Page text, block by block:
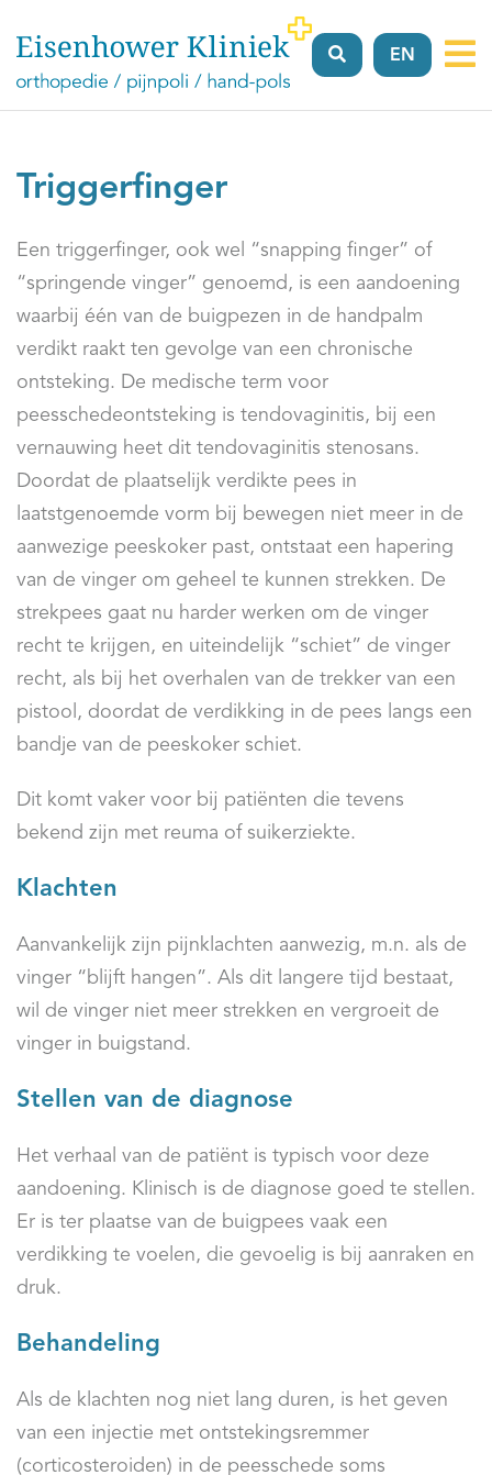
EN
Triggerfinger
Een triggerfinger, ook wel “snapping finger” of
“springende vinger” genoemd, is een aandoening
waarbij één van de buigpezen in de handpalm
verdikt raakt ten gevolge van een chronische
ontsteking. De medische term voor
peesschedeontsteking is tendovaginitis, bij een
vernauwing heet dit tendovaginitis stenosans.
Doordat de plaatselijk verdikte pees in
laatstgenoemde vorm bij bewegen niet meer in de
aanwezige peeskoker past, ontstaat een hapering
van de vinger om geheel te kunnen strekken. De
strekpees gaat nu harder werken om de vinger
recht te krijgen, en uiteindelijk “schiet” de vinger
recht, als bij het overhalen van de trekker van een
pistool, doordat de verdikking in de pees langs een
bandje van de peeskoker schiet.
Dit komt vaker voor bij patiënten die tevens
bekend zijn met reuma of suikerziekte.
Klachten
Aanvankelijk zijn pijnklachten aanwezig, m.n. als de
vinger “blijft hangen”. Als dit langere tijd bestaat,
wil de vinger niet meer strekken en vergroeit de
vinger in buigstand.
Stellen van de diagnose
Het verhaal van de patiënt is typisch voor deze
aandoening. Klinisch is de diagnose goed te stellen.
Er is ter plaatse van de buigpees vaak een
verdikking te voelen, die gevoelig is bij aanraken en
druk.
Behandeling
Als de klachten nog niet lang duren, is het geven
van een injectie met ontstekingsremmer
(corticosteroiden) in de peesschede soms